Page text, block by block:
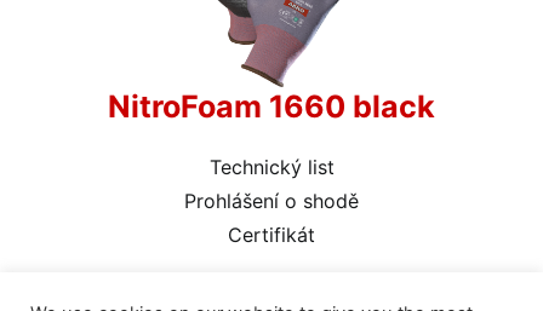
NitroFoam 1660 black
Technický list
Prohlášení o shodě
Certifikát